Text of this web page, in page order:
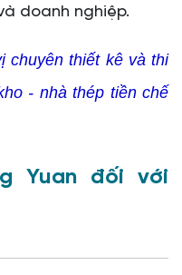
doanh nghiệp.
chuyên thiết kê và thi
- nhà thép tiền chế
Yuan đối với